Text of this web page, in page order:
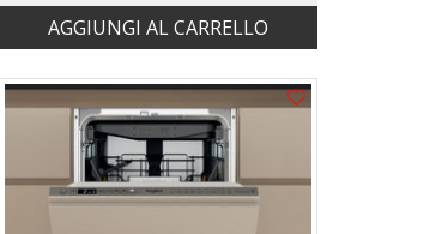
AGGIUNGI AL CARRELLO